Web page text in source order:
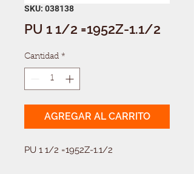
SKU: 038138
PU 1 1/2 =1952Z-1.1/2
Cantidad *
AGREGAR AL CARRITO
PU 1 1/2 =1952Z-1.1/2